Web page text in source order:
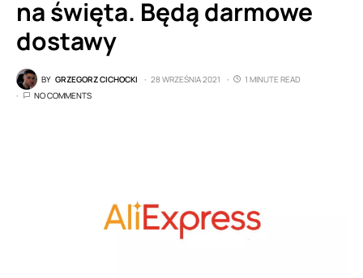
na święta. Będą darmowe
dostawy
BY GRZEGORZ CICHOCKI 28 WRZEŚNIA 2021
1 MINUTE READ
NO COMMENTS